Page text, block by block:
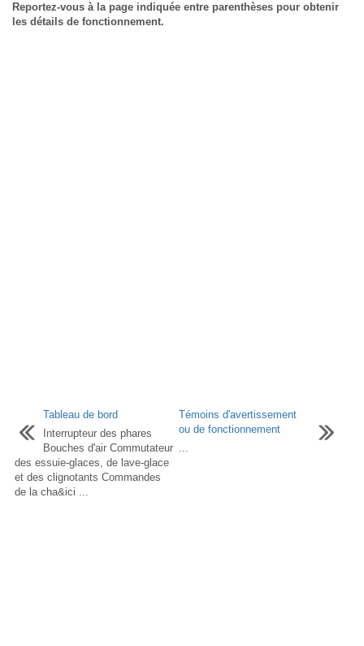
Reportez-vous à la page indiquée entre parenthèses pour obtenir
les détails de fonctionnement.
Tableau de bord
Interrupteur des phares
Bouches d'air Commutateur
des essuie-glaces, de lave-glace
et des clignotants Commandes
de la cha&ici ...
Témoins d'avertissement
ou de fonctionnement
...